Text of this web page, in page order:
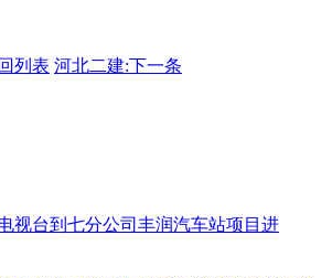
列表 河北二建:下一条
视台到七分公司丰润汽车站项目进